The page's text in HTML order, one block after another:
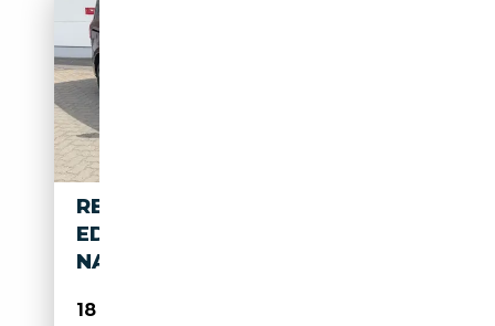
RENAULT KANGOO TCE130
EDITION ONE ACC KLIMAAUT.
NAVI
18 990€